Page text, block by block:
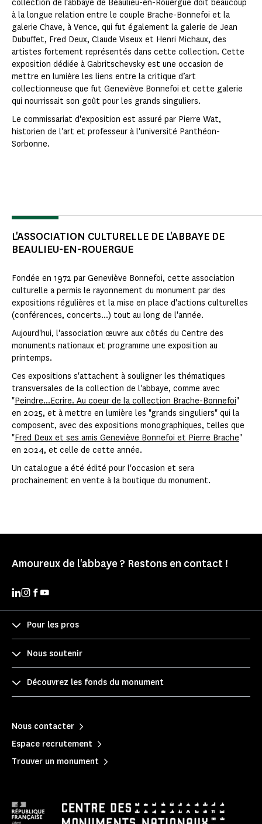
collection de l’abbaye de Beaulieu-en-Rouergue doit beaucoup
à la longue relation entre le couple Brache-Bonnefoi et la
galerie Chave, à Vence, qui fut également la galerie de Jean
Dubuffet, Fred Deux, Claude Viseux et Henri Michaux, des
artistes fortement représentés dans cette collection. Cette
exposition dédiée à Gabritschevsky est une occasion de
mettre en lumière les liens entre la critique d’art
collectionneuse que fut Geneviève Bonnefoi et cette galerie
qui nourrissait son goût pour les grands singuliers.
Le commissariat d'exposition est assuré par Pierre Wat,
historien de l'art et professeur à l'université Panthéon-
Sorbonne.
L'ASSOCIATION CULTURELLE DE L'ABBAYE DE
BEAULIEU-EN-ROUERGUE
Fondée en 1972 par Geneviève Bonnefoi, cette association
culturelle a permis le rayonnement du monument par des
expositions régulières et la mise en place d'actions culturelles
(conférences, concerts...) tout au long de l'année.
Aujourd'hui, l'association œuvre aux côtés du Centre des
monuments nationaux et programme une exposition au
printemps.
Ces expositions s'attachent à souligner les thématiques
transversales de la collection de l'abbaye, comme avec
"Peindre...Ecrire. Au coeur de la collection Brache-Bonnefoi"
en 2025, et à mettre en lumière les "grands singuliers" qui la
composent, avec des expositions monographiques, telles que
"Fred Deux et ses amis Geneviève Bonnefoi et Pierre Brache"
en 2024, et celle de cette année.
Un catalogue a été édité pour l'occasion et sera
prochainement en vente à la boutique du monument.
Amoureux de l'abbaye ? Restons en contact !
Pour les pros
Nous soutenir
Découvrez les fonds du monument
Nous contacter
Espace recrutement
Trouver un monument